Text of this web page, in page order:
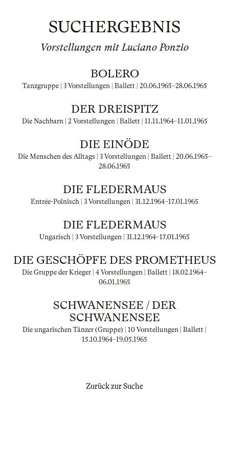
SUCHERGEBNIS
Vorstellungen mit Luciano Ponzio
BOLERO
Tanzgruppe | 3 Vorstellungen | Ballett | 20.06.1965–28.06.1965
DER DREISPITZ
Die Nachbarn | 2 Vorstellungen | Ballett | 11.11.1964–11.01.1965
DIE EINÖDE
Die Menschen des Alltags | 3 Vorstellungen | Ballett | 20.06.1965–
28.06.1965
DIE FLEDERMAUS
Entrée-Polnisch | 3 Vorstellungen | 31.12.1964–17.01.1965
DIE FLEDERMAUS
Ungarisch | 3 Vorstellungen | 31.12.1964–17.01.1965
DIE GESCHÖPFE DES PROMETHEUS
Die Gruppe der Krieger | 4 Vorstellungen | Ballett | 18.02.1964–
06.01.1965
SCHWANENSEE / DER
SCHWANENSEE
Die ungarischen Tänzer (Gruppe) | 10 Vorstellungen | Ballett |
15.10.1964–19.05.1965
Zurück zur Suche